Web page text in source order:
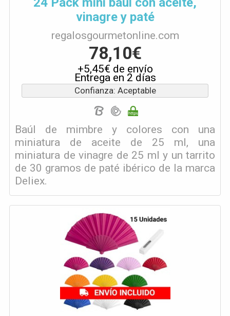
vinagre y paté
regalosgourmetonline.com
78,10€
+5,45€ de envío
Entrega en 2 días
Confianza: Aceptable
Baúl de mimbre y colores con una
miniatura de aceite de 25 ml, una
miniatura de vinagre de 25 ml y un tarrito
de 30 gramos de paté ibérico de la marca
Deliex.